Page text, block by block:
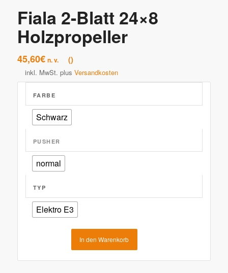
Fiala 2-Blatt 24×8
Holzpropeller
45,60€ n. v.
inkl. MwSt. plus Versandkosten
FARBE
Schwarz
PUSHER
normal
TYP
Elektro E3
In den Warenkorb